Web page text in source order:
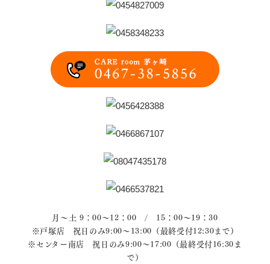
月～土 9：00～12：00 / 15：00～19：30
※戸塚店 祝日のみ9:00～13:00（最終受付12:30まで）
※センター南店 祝日のみ9:00～17:00（最終受付16:30ま
で）